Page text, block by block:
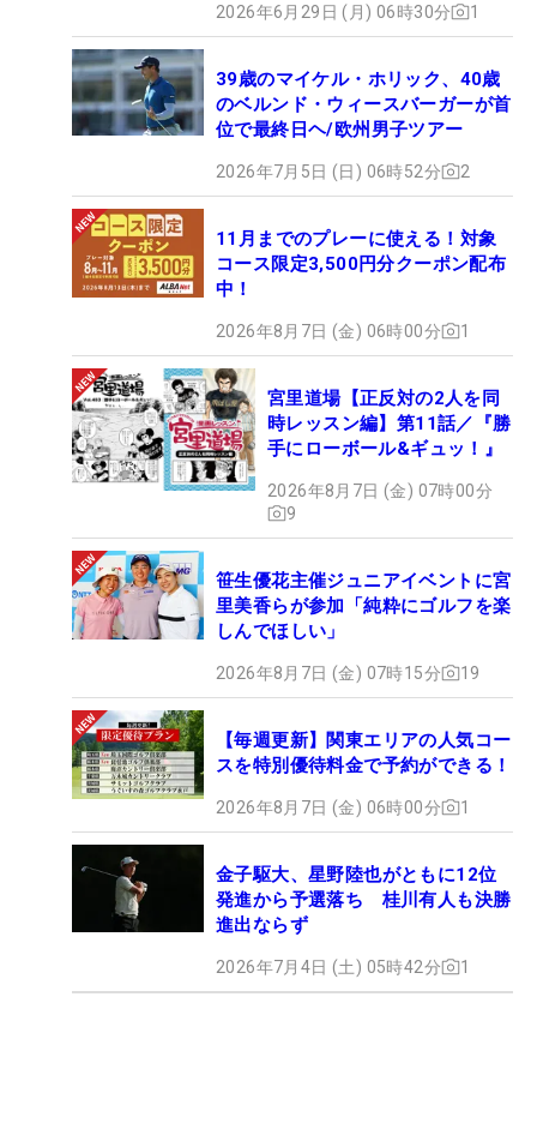
2026年6月29日 (月) 06時30分 1
39歳のマイケル・ホリック、40歳
のベルンド・ウィースバーガーが首
位で最終日ヘ/欧州男子ツアー
2026年7月5日 (日) 06時52分 2
11月までのプレーに使える！対象
コース限定3,500円分クーポン配布
中！
2026年8月7日 (金) 06時00分 1
宮里道場【正反対の2人を同
時レッスン編】第11話／『勝
手にローボール&ギュッ！』
2026年8月7日 (金) 07時00分
9
笹生優花主催ジュニアイベントに宮
里美香らが参加「純粋にゴルフを楽
しんでほしい」
2026年8月7日 (金) 07時15分 19
【毎週更新】関東エリアの人気コー
スを特別優待料金で予約ができる！
2026年8月7日 (金) 06時00分 1
金子駆大、星野陸也がともに12位
発進から予選落ち 桂川有人も決勝
進出ならず
2026年7月4日 (土) 05時42分 1